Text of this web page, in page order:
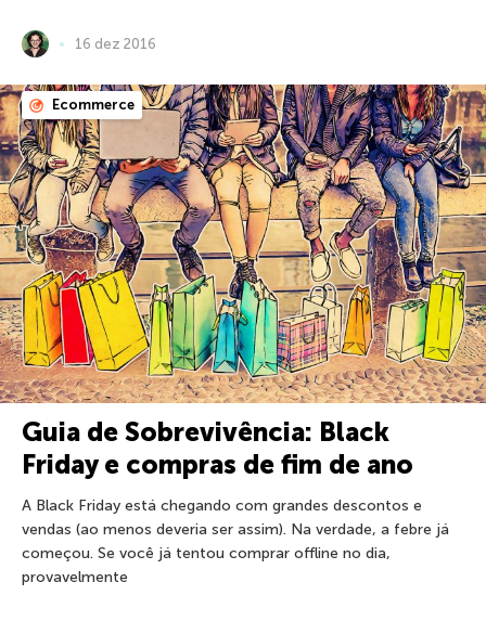
16 dez 2016
Ecommerce
Guia de Sobrevivência: Black
Friday e compras de fim de ano
A Black Friday está chegando com grandes descontos e
vendas (ao menos deveria ser assim). Na verdade, a febre já
começou. Se você já tentou comprar offline no dia,
provavelmente